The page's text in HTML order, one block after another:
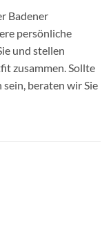
Badener
persönliche
und stellen
zusammen. Sollte
beraten wir Sie